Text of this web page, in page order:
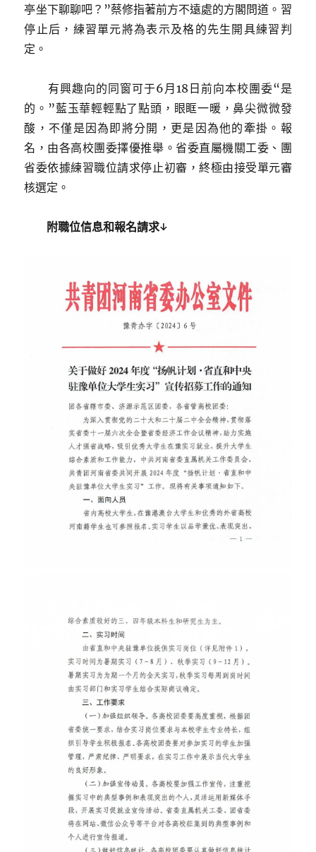
亭坐下聊聊吧？”蔡修指著前方不遠處的方閣問道。習
停止后，練習單元將為表示及格的先生開具練習判
定。
有興趣向的同窗可于6月18日前向本校團委“是
的。”藍玉華輕輕點了點頭，眼眶一暖，鼻尖微微發
酸，不僅是因為即將分開，更是因為他的牽掛。報
名，由各高校團委擇優推舉。省委直屬機關工委、團
省委依據練習職位請求停止初審，終極由接受單元審
核選定。
附職位信息和報名請求↓